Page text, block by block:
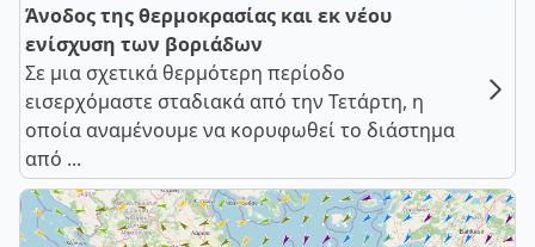
Άνοδος της θερμοκρασίας και εκ νέου
ενίσχυση των βοριάδων
Σε μια σχετικά θερμότερη περίοδο
εισερχόμαστε σταδιακά από την Τετάρτη, η
οποία αναμένουμε να κορυφωθεί το διάστημα
από ...